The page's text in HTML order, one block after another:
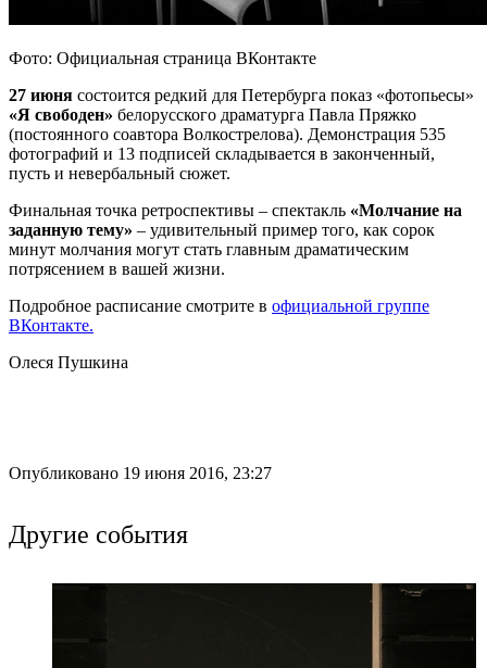
Фото: Официальная страница ВКонтакте
27 июня состоится редкий для Петербурга показ «фотопьесы»
«Я свободен» белорусского драматурга Павла Пряжко
(постоянного соавтора Волкострелова). Демонстрация 535
фотографий и 13 подписей складывается в законченный,
пусть и невербальный сюжет.
Финальная точка ретроспективы – спектакль «Молчание на
заданную тему» – удивительный пример того, как сорок
минут молчания могут стать главным драматическим
потрясением в вашей жизни.
Подробное расписание смотрите в официальной группе
ВКонтакте.
Олеся Пушкина
Опубликовано 19 июня 2016, 23:27
Другие события